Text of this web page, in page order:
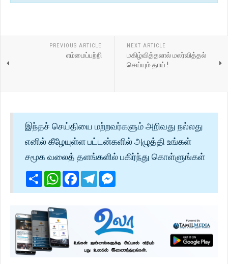
PREVIOUS ARTICLE
எம்மைப்பற்றி
NEXT ARTICLE
மகிழ்வித்தலால் மலர்வித்தல்
செய்யும் தாய் !
இந்தச் செய்தியை மற்றவர்களும் அறிவது நல்லது
எனில் கீழேயுள்ள பட்டன்களில் அழுத்தி உங்கள்
சமூக வலைத் தளங்களில் பகிர்ந்து கொள்ளுங்கள்
ShareWhatsApp
Facebook
Telegram